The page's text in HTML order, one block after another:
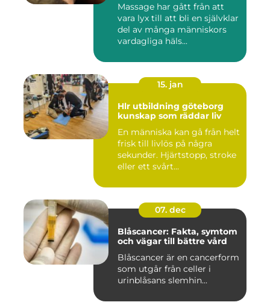
Massage har gått från att
vara lyx till att bli en självklar
del av många människors
vardagliga häls...
15. jan
Hlr utbildning göteborg
kunskap som räddar liv
En människa kan gå från helt
frisk till livlös på några
sekunder. Hjärtstopp, stroke
eller ett svårt...
07. dec
Blåscancer: Fakta, symtom
och vägar till bättre vård
Blåscancer är en cancerform
som utgår från celler i
urinblåsans slemhin...